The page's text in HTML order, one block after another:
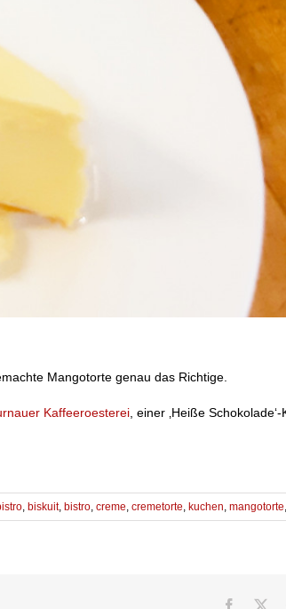
Mangotorte genau das Richtige.
Kaffeeroesterei , einer ‚Heiße
biskuit, bistro creme cremetorte kuchen mangotorte